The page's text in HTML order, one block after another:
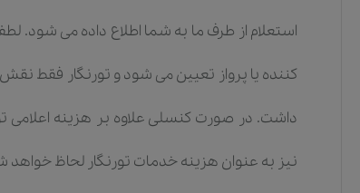
استعلام از طرف ما به شما اطلاع داده می شود.
کننده یا پرواز تعیین می شود و تورنگار فقط
داشت. در صورت کنسلی علاوه بر هزینه اعلامی
نیز به عنوان هزینه خدمات تورنگار لحاظ خواهد